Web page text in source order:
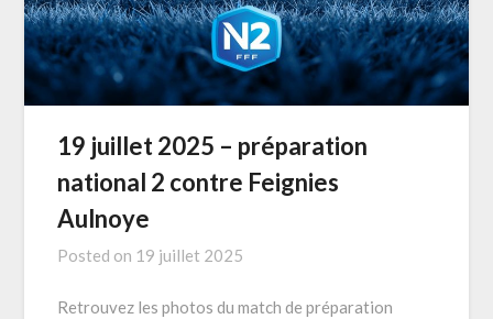
19 juillet 2025 – préparation
national 2 contre Feignies
Aulnoye
Posted on 19 juillet 2025
Retrouvez les photos du match de préparation